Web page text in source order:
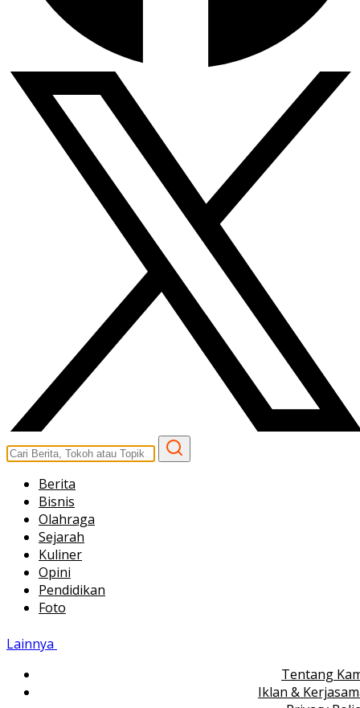
Berita
Bisnis
Olahraga
Sejarah
Kuliner
Opini
Pendidikan
Foto
Lainnya
Tentang
Iklan &